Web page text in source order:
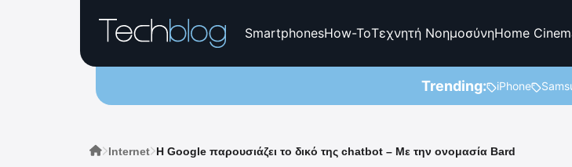
SmartphonesHow-ToΤεχνητή ΝοημοσύνηHome
Trending: iPhone
Internet H Google παρουσιάζει το δικό της chatbot – Με την ονομασία Bard